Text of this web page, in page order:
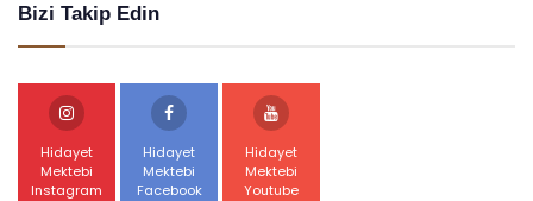
Bizi Takip Edin
Hidayet
Mektebi
Instagram
Hidayet
Mektebi
Facebook
Hidayet
Mektebi
Youtube